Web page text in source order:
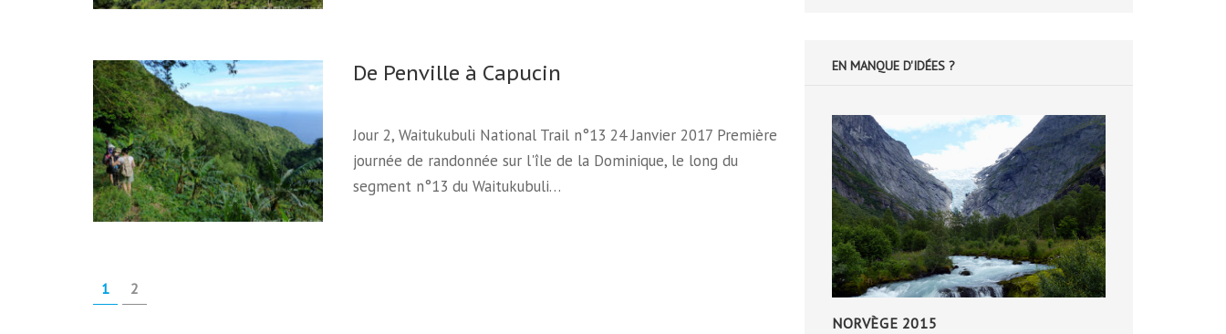
De Penville à Capucin
Jour 2, Waitukubuli National Trail n°13 24 Janvier 2017 Première
journée de randonnée sur l'île de la Dominique, le long du
segment n°13 du Waitukubuli…
Pagination
des
PAGE
1 PAGE
2
EN MANQUE D'IDÉES ?
NORVÈGE 2015